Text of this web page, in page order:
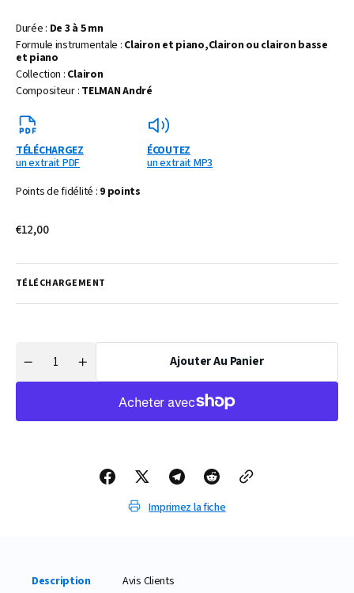
Durée : De 3 à 5 mn
Formule instrumentale : Clairon et piano,Clairon ou clairon basse
et piano
Collection : Clairon
Compositeur : TELMAN André
TÉLÉCHARGEZ
un extrait PDF
ÉCOUTEZ
un extrait MP3
Points de fidélité : 9 points
Prix
€12,00
TÉLÉCHARGEMENT
Réduire
Quantité
Augmenter
Ajouter Au Panier
Imprimez la fiche
Description Avis Clients